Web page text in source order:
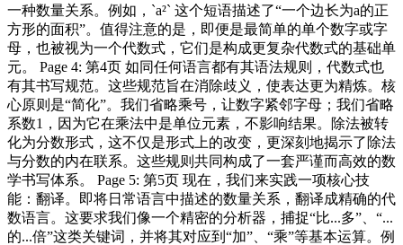
一种数量关系。例如，`a²` 这个短语描述了“一个边长为a的正
方形的面积”。值得注意的是，即便是最简单的单个数字或字
母，也被视为一个代数式，它们是构成更复杂代数式的基础单
元。 Page 4: 第4页 如同任何语言都有其语法规则，代数式也
有其书写规范。这些规范旨在消除歧义，使表达更为精炼。核
心原则是“简化”。我们省略乘号，让数字紧邻字母；我们省略
系数1，因为它在乘法中是单位元素，不影响结果。除法被转
化为分数形式，这不仅是形式上的改变，更深刻地揭示了除法
与分数的内在联系。这些规则共同构成了一套严谨而高效的数
学书写体系。 Page 5: 第5页 现在，我们来实践一项核心技
能：翻译。即将日常语言中描述的数量关系，翻译成精确的代
数语言。这要求我们像一个精密的分析器，捕捉“比...多”、“...
的...倍”这类关键词，并将其对应到“加”、“乘”等基本运算。例